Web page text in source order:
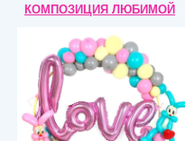
КОМПОЗИЦИЯ ЛЮБИМОЙ